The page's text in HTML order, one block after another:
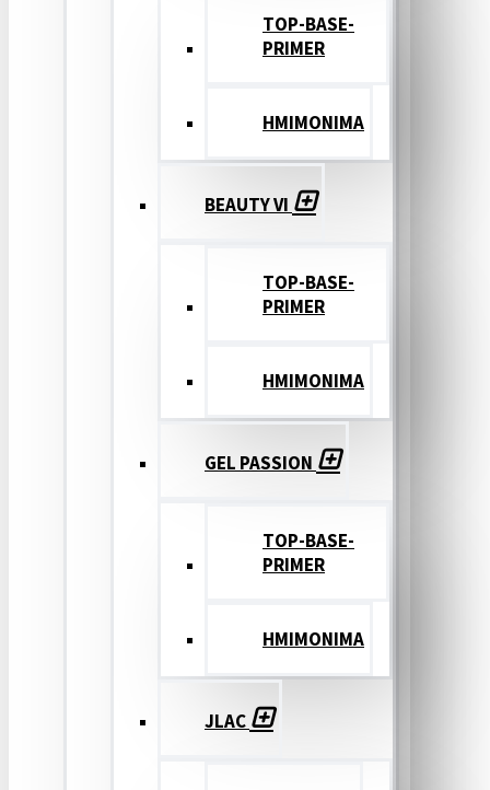
TOP-BASE-
PRIMER
ΗΜΙΜΟΝΙΜΑ
BEAUTY VI
TOP-BASE-
PRIMER
ΗΜΙΜΟΝΙΜΑ
GEL PASSION
TOP-BASE-
PRIMER
ΗΜΙΜΟΝΙΜΑ
JLAC